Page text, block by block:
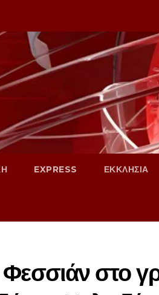
EXPRESS ΕΚΚΛΗΣΙΑ
στο